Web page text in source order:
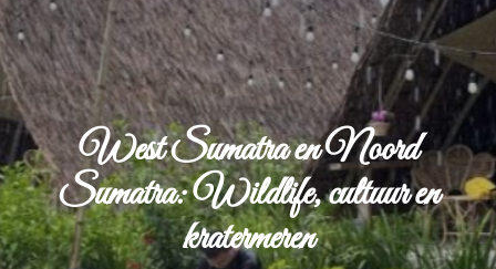
West Sumatra en Noord
Sumatra: Wildlife, cultuur en
kratermeren